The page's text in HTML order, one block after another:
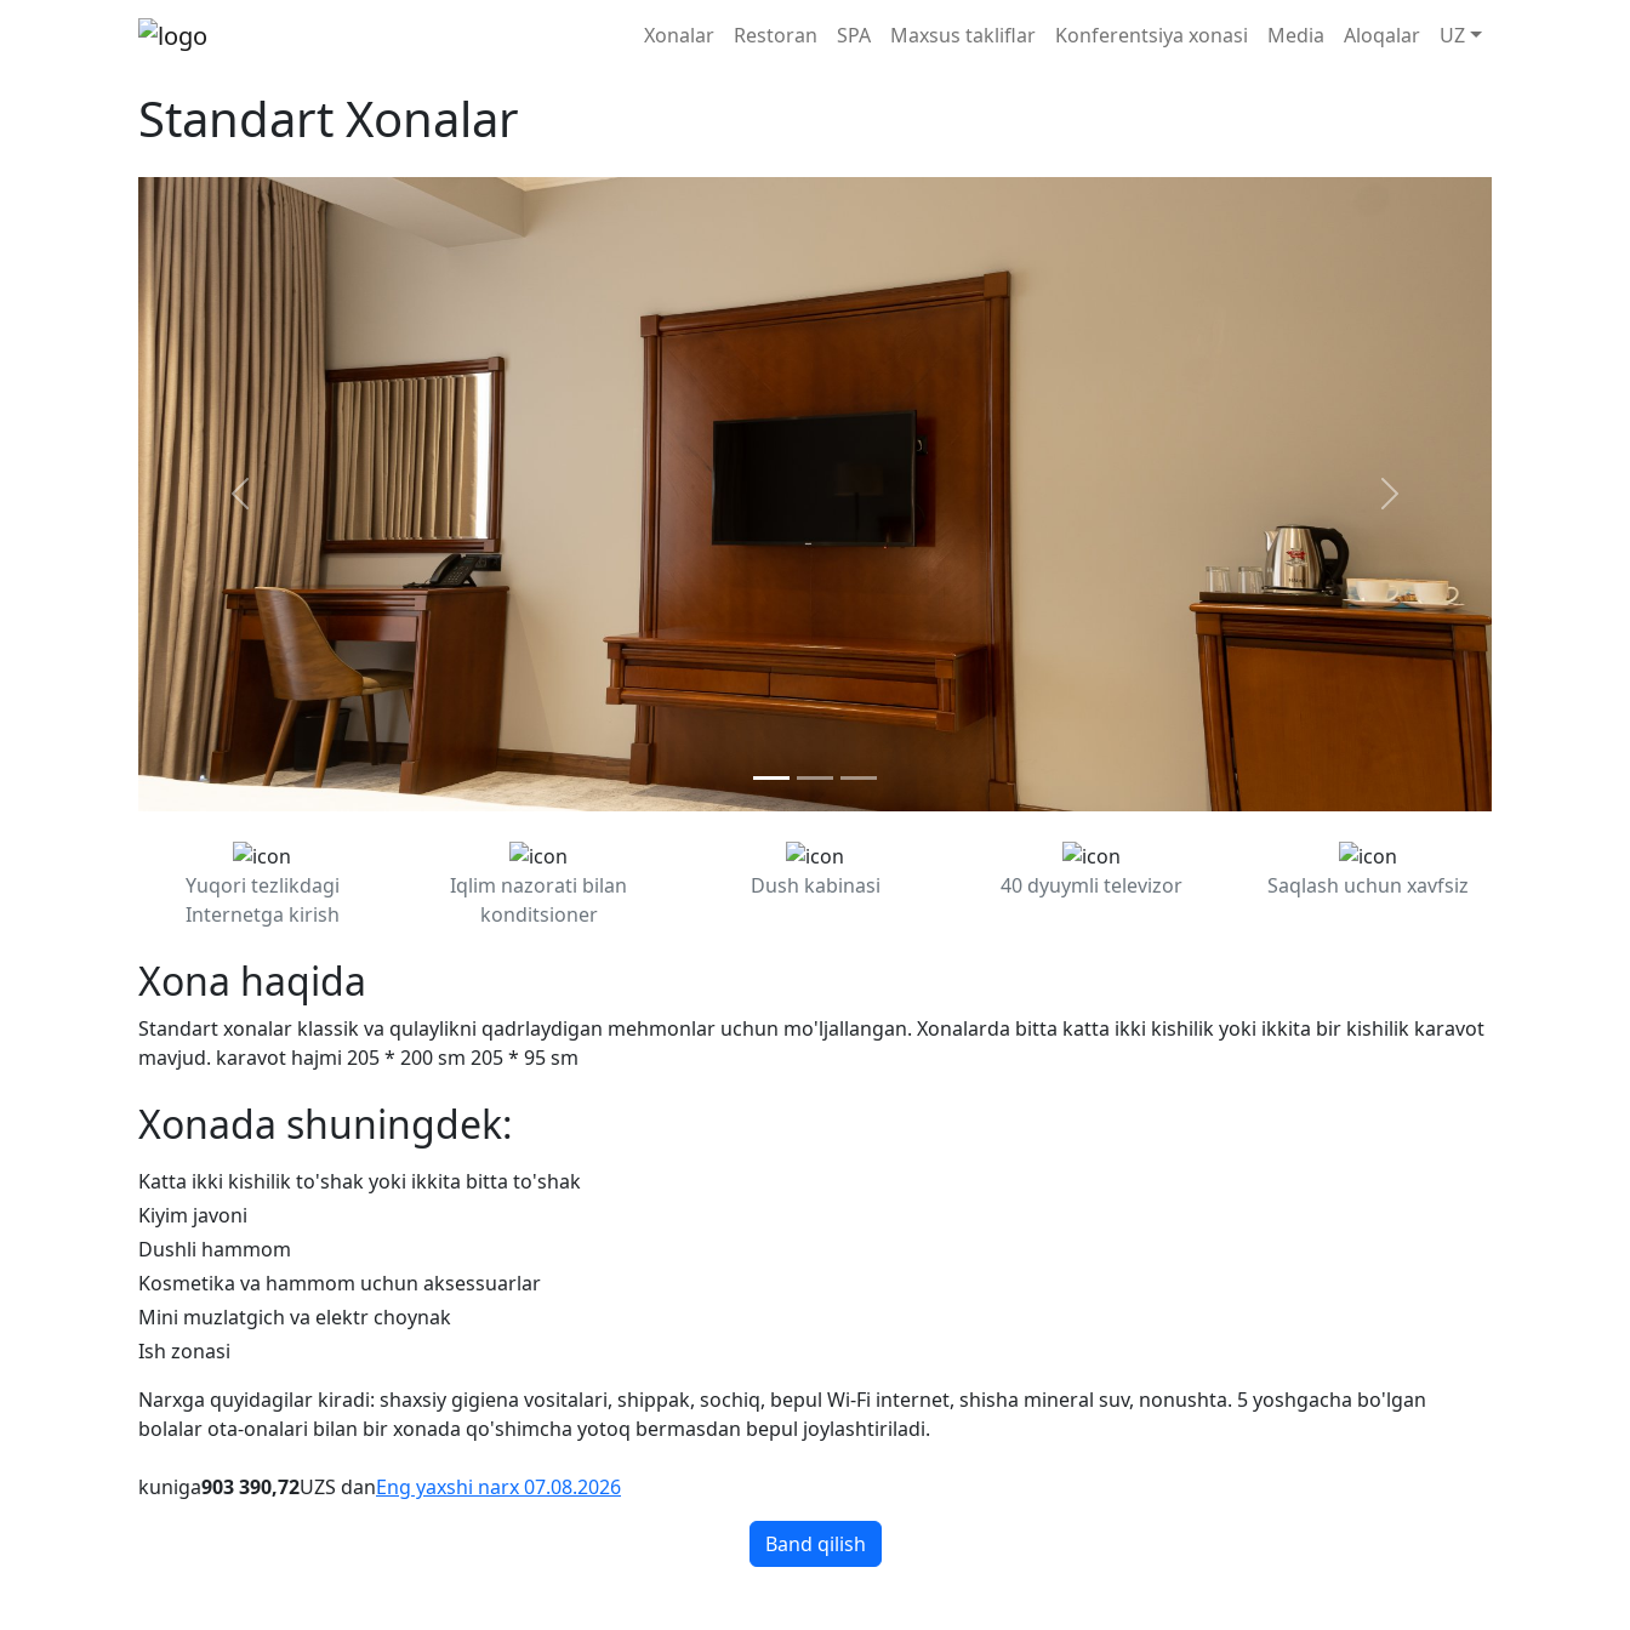
Xonalar Restoran SPA Maxsus takliflar Konferentsiya xonasi Media Aloqalar UZ
Standart Xonalar
Previous Next
Yuqori tezlikdagi
Internetga kirish
Iqlim nazorati bilan
konditsioner
Dush kabinasi 40 dyuymli televizor Saqlash uchun xavfsiz
Xona haqida
Standartxonalar klassikva qulaylikni qadrlaydigan mehmonlar uchun mo'ljallangan. Xonalarda bitta katta ikki kishilikyoki ikkita bir kishilik karavot
mavjud. karavot hajmi 205 * 200 sm 205 * 95 sm
Xonada shuningdek:
Katta ikki kishilik to'shak yoki ikkita bitta to'shak
Kiyim javoni
Dushli hammom
Kosmetika va hammom uchun aksessuarlar
Mini muzlatgich va elektr choynak
Ish zonasi
Narxga quyidagilar kiradi: shaxsiy gigiena vositalari, shippak, sochiq, bepul Wi-Fi internet, shisha mineral suv, nonushta. 5 yoshgacha bo'lgan
bolalar ota-onalari bilan bir xonada qo'shimcha yotoq bermasdan bepul joylashtiriladi.
kuniga903 390,72UZS danEng yaxshi narx 07.08.2026
Band qilish